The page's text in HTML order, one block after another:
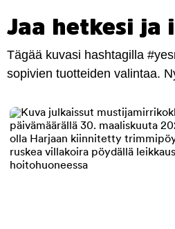
Jaa hetkesi ja
Tägää kuvasi hashtagilla
sopivien tuotteiden valintaa.